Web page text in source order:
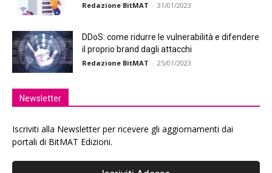
Redazione BitMAT - 31/01/2023
DDoS: come ridurre le vulnerabilità e difendere
il proprio brand dagli attacchi
Redazione BitMAT - 25/01/2023
Newsletter
Iscriviti alla Newsletter per ricevere gli aggiornamenti dai
portali di BitMAT Edizioni.